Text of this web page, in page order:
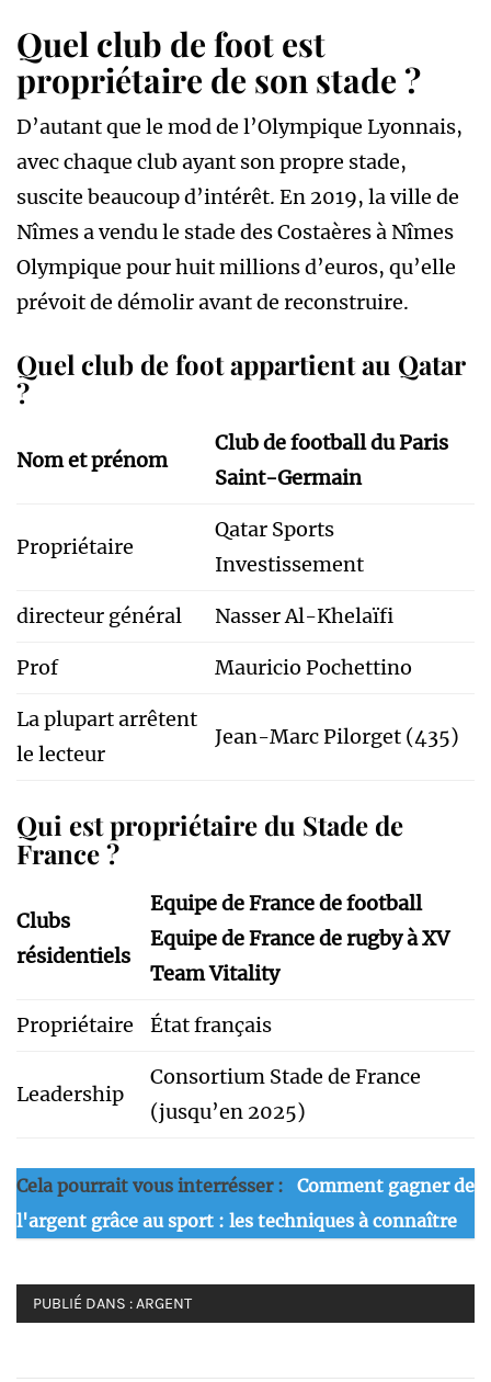
Quel club de foot est
propriétaire de son stade ?
D’autant que le mod de l’Olympique Lyonnais,
avec chaque club ayant son propre stade,
suscite beaucoup d’intérêt. En 2019, la ville de
Nîmes a vendu le stade des Costaères à Nîmes
Olympique pour huit millions d’euros, qu’elle
prévoit de démolir avant de reconstruire.
Quel club de foot appartient au Qatar
?
Nom et prénom
Club de football du Paris
Saint-Germain
Propriétaire
Qatar Sports
Investissement
directeur général Nasser Al-Khelaïfi
Prof Mauricio Pochettino
La plupart arrêtent
le lecteur
Jean-Marc Pilorget (435)
Qui est propriétaire du Stade de
France ?
Clubs
résidentiels
Equipe de France de football
Equipe de France de rugby à XV
Team Vitality
Propriétaire État français
Leadership
Consortium Stade de France
(jusqu’en 2025)
Cela pourrait vous interrésser :
Comment gagner de
l'argent grâce au sport : les techniques à connaître
PUBLIÉ DANS :ARGENT